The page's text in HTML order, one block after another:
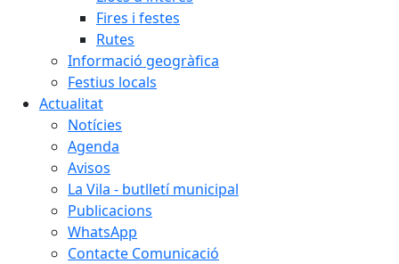
Fires i festes
Rutes
Informació geogràfica
Festius locals
Actualitat
Notícies
Agenda
Avisos
La Vila - butlletí municipal
Publicacions
WhatsApp
Contacte Comunicació